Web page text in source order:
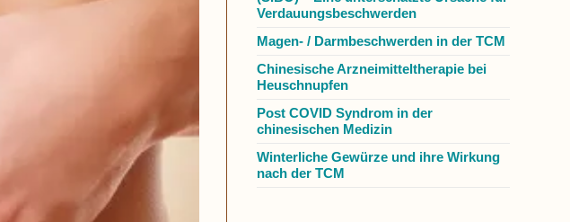
Verdauungsbeschwerden
Magen- / Darmbeschwerden in der TCM
Chinesische Arzneimitteltherapie bei
Heuschnupfen
Post COVID Syndrom in der
chinesischen Medizin
Winterliche Gewürze und ihre Wirkung
nach der TCM